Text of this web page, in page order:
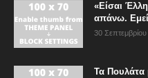
«Είσαι
απάνω.
30 Σεπτεμβρίου
Τα Πουλάτα